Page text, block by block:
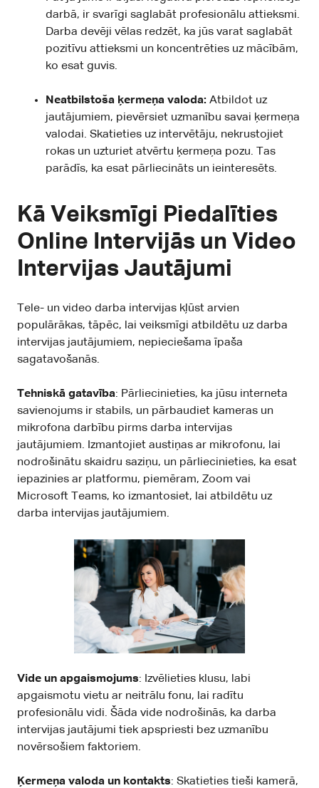
darbā, ir svarīgi saglabāt profesionālu attieksmi.
Darba devēji vēlas redzēt, ka jūs varat saglabāt
pozitīvu attieksmi un koncentrēties uz mācībām,
ko esat guvis.
Neatbilstoša ķermeņa valoda: Atbildot uz
jautājumiem, pievērsiet uzmanību savai ķermeņa
valodai. Skatieties uz intervētāju, nekrustojiet
rokas un uzturiet atvērtu ķermeņa pozu. Tas
parādīs, ka esat pārliecināts un ieinteresēts.
Kā Veiksmīgi Piedalīties
Online Intervijās un Video
Intervijas Jautājumi
Tele- un video darba intervijas kļūst arvien
populārākas, tāpēc, lai veiksmīgi atbildētu uz darba
intervijas jautājumiem, nepieciešama īpaša
sagatavošanās.
Tehniskā gatavība: Pārliecinieties, ka jūsu interneta
savienojums ir stabils, un pārbaudiet kameras un
mikrofona darbību pirms darba intervijas
jautājumiem. Izmantojiet austiņas ar mikrofonu, lai
nodrošinātu skaidru saziņu, un pārliecinieties, ka esat
iepazinies ar platformu, piemēram, Zoom vai
Microsoft Teams, ko izmantosiet, lai atbildētu uz
darba intervijas jautājumiem.
Vide un apgaismojums: Izvēlieties klusu, labi
apgaismotu vietu ar neitrālu fonu, lai radītu
profesionālu vidi. Šāda vide nodrošinās, ka darba
intervijas jautājumi tiek apspriesti bez uzmanību
novērsošiem faktoriem.
Ķermeņa valoda un kontakts: Skatieties tieši kamerā,